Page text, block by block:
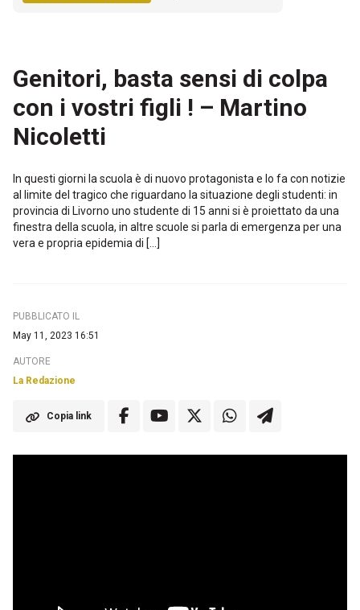
Genitori, basta sensi di colpa
con i vostri figli ! – Martino
Nicoletti
In questi giorni la scuola è di nuovo protagonista e lo fa con notizie
al limite del tragico che riguardano la situazione degli studenti: in
provincia di Livorno uno studente di 15 anni si è proiettato da una
finestra della scuola, in altre scuole si parla di emergenza per una
vera e propria epidemia di […]
PUBBLICATO IL
May 11, 2023 16:51
AUTORE
La Redazione
Copia link